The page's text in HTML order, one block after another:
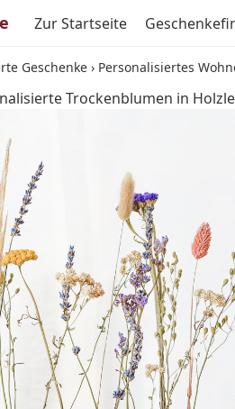
Zur Startseite
Geschenke › Personalisiertes
Trockenblumen in